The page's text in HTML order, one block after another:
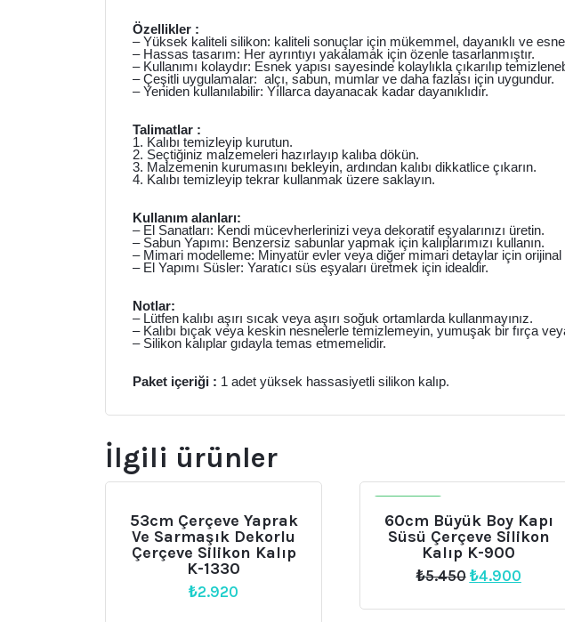
Özellikler :
– Yüksek kaliteli silikon: kaliteli sonuçlar için mükemmel, dayanıklı ve
– Hassas tasarım: Her ayrıntıyı yakalamak için özenle tasarlanmıştır.
– Kullanımı kolaydır: Esnek yapısı sayesinde kolaylıkla çıkarılıp
– Çeşitli uygulamalar: alçı, sabun, mumlar ve daha fazlası için uygundur.
– Yeniden kullanılabilir: Yıllarca dayanacak kadar dayanıklıdır.
Talimatlar :
1. Kalıbı temizleyip kurutun.
2. Seçtiğiniz malzemeleri hazırlayıp kalıba dökün.
3. Malzemenin kurumasını bekleyin, ardından kalıbı dikkatlice çıkarın.
4. Kalıbı temizleyip tekrar kullanmak üzere saklayın.
Kullanım alanları:
– El Sanatları: Kendi mücevherlerinizi veya dekoratif eşyalarınızı üretin.
– Sabun Yapımı: Benzersiz sabunlar yapmak için kalıplarımızı kullanın.
– Mimari modelleme: Minyatür evler veya diğer mimari detaylar için orijinal
– El Yapımı Süsler: Yaratıcı süs eşyaları üretmek için idealdir.
Notlar:
– Lütfen kalıbı aşırı sıcak veya aşırı soğuk ortamlarda kullanmayınız.
– Kalıbı bıçak veya keskin nesnelerle temizlemeyin, yumuşak bir fırça
– Silikon kalıplar gıdayla temas etmemelidir.
Paket içeriği : 1 adet yüksek hassasiyetli silikon kalıp.
İlgili ürünler
53cm Çerçeve Yaprak
Ve Sarmaşık Dekorlu
Çerçeve Silikon Kalıp
K-1330
₺2.920
60cm Büyük Boy Kapı
Süsü Çerçeve Silikon
Kalıp K-900
₺5.450 Orijinal
₺5.450.
₺4.900Şu
fiyat: